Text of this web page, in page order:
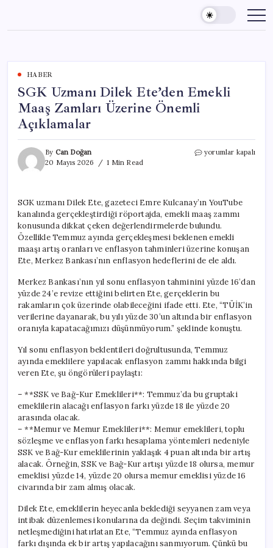
content
HABER
SGK Uzmanı Dilek Ete’den Emekli
Maaş Zamları Üzerine Önemli
Açıklamalar
By Can Doğan
20 Mayıs 2026
1 Min Read
SGK
Maaş
Zamları
Üzerine
Önemli
Açıklamalar
için
yorumlar kapalı
SGK uzmanı Dilek Ete, gazeteci Emre Kulcanay’ın YouTube
kanalında gerçekleştirdiği röportajda, emekli maaş zammı
konusunda dikkat çeken değerlendirmelerde bulundu.
Özellikle Temmuz ayında gerçekleşmesi beklenen emekli
maaşı artış oranları ve enflasyon tahminleri üzerine konuşan
Ete, Merkez Bankası’nın enflasyon hedeflerini de ele aldı.
Merkez Bankası’nın yıl sonu enflasyon tahminini yüzde 16’dan
yüzde 24’e revize ettiğini belirten Ete, gerçeklerin bu
rakamların çok üzerinde olabileceğini ifade etti. Ete, “TÜİK’in
verilerine dayanarak, bu yılı yüzde 30’un altında bir enflasyon
oranıyla kapatacağımızı düşünmüyorum.” şeklinde konuştu.
Yıl sonu enflasyon beklentileri doğrultusunda, Temmuz
ayında emeklilere yapılacak enflasyon zammı hakkında bilgi
veren Ete, şu öngörüleri paylaştı:
– **SSK ve Bağ-Kur Emeklileri**: Temmuz’da bu gruptaki
emeklilerin alacağı enflasyon farkı yüzde 18 ile yüzde 20
arasında olacak.
– **Memur ve Memur Emeklileri**: Memur emeklileri, toplu
sözleşme ve enflasyon farkı hesaplama yöntemleri nedeniyle
SSK ve Bağ-Kur emeklilerinin yaklaşık 4 puan altında bir artış
alacak. Örneğin, SSK ve Bağ-Kur artışı yüzde 18 olursa, memur
emeklisi yüzde 14, yüzde 20 olursa memur emeklisi yüzde 16
civarında bir zam almış olacak.
Dilek Ete, emeklilerin heyecanla beklediği seyyanen zam veya
intibak düzenlemesi konularına da değindi. Seçim takviminin
netleşmediğini hatırlatan Ete, “Temmuz ayında enflasyon
farkı dışında ek bir artış yapılacağını sanmıyorum. Çünkü bu